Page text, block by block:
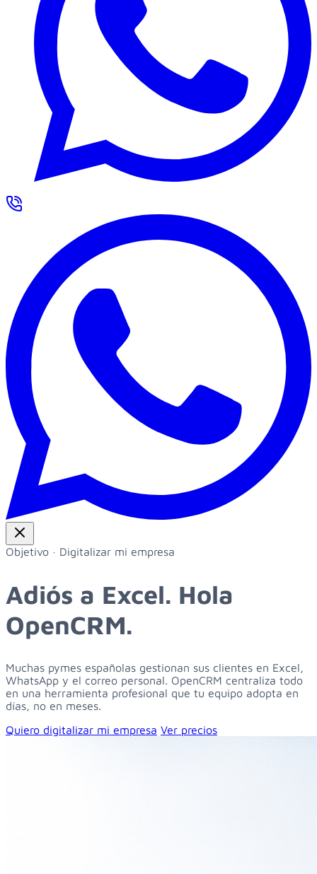
Objetivo · Digitalizar mi empresa
Adiós a Excel. Hola
OpenCRM.
Muchas pymes españolas gestionan sus clientes en Excel,
WhatsApp y el correo personal. OpenCRM centraliza todo
en una herramienta profesional que tu equipo adopta en
días, no en meses.
Quiero digitalizar mi empresa Ver precios